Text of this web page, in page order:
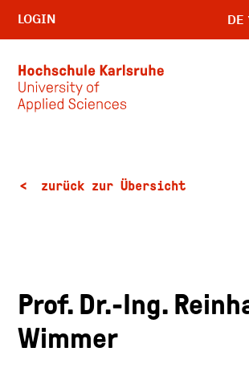
DE
LOGIN
zurück zur Übersicht
Prof. Dr.-Ing.
Wimmer